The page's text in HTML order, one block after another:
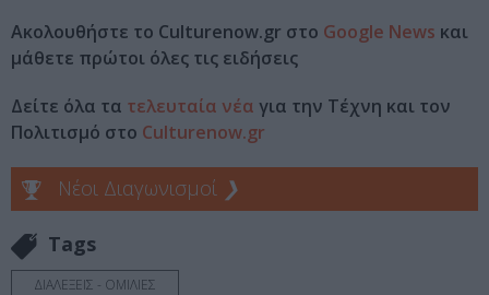
Ακολουθήστε το Culturenow.gr στο Google News και
μάθετε πρώτοι όλες τις ειδήσεις
Δείτε όλα τα τελευταία νέα για την Τέχνη και τον
Πολιτισμό στο Culturenow.gr
Νέοι Διαγωνισμοί ❯
Tags
ΔΙΑΛΕΞΕΙΣ - ΟΜΙΛΙΕΣ